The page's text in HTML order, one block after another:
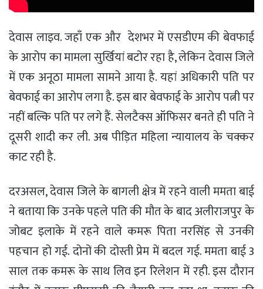
देवास लाइव. जहाँ एक और देशभर में एसडीएम की बेवफाई
के आरोप का मामला सुर्खियां बटोर रहा है, लेकिन देवास जिले
में एक अनूठा मामला सामने आया है. यहां अधिकारी पति पर
बेवफाई का आरोप लगा है. इस बार बेवफाई के आरोप पत्नी पर
नहीं बल्कि पति पर लगे हैं. सेलटैक्स ऑफिसर बनते ही पति ने
दूसरी शादी कर ली. अब पीड़ित महिला न्यायालय के चक्कर
काट रही है.
दरअसल, देवास जिले के बागली क्षेत्र में रहने वाली ममता बाई
ने बताया कि उनके पहले पति की मौत के बाद अलीराजपुर के
जोबट इलाके में रहने वाले कमरू पिता नरसिंह से उनकी
पहचान हो गई. दोनों की दोस्ती प्रेम में बदल गई. ममता बाई 3
साल तक कमरू के साथ लिव इन रिलेशन में रही. इस दौरान